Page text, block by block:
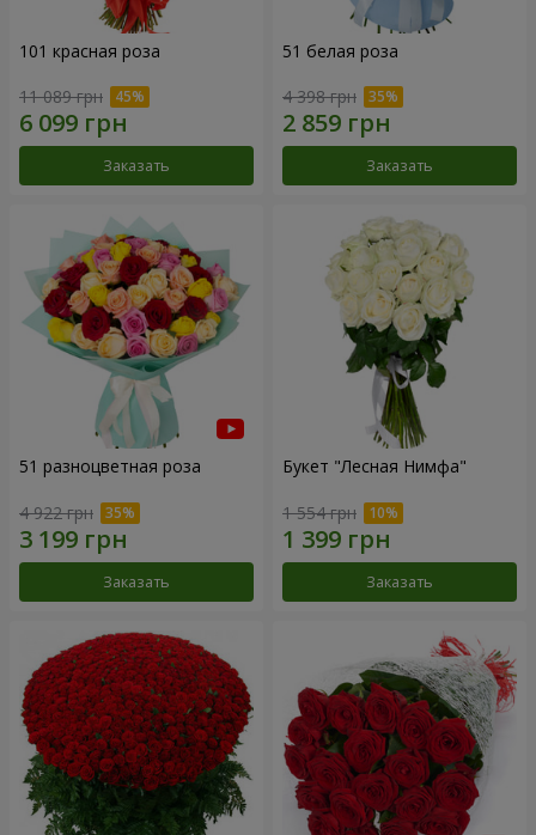
101 красная роза
11 089 грн
Заказать
51 белая роза
4 398 грн
Заказать
51 разноцветная роза
4 922 грн
Заказать
Букет "Лесная Нимфа"
1 554 грн
Заказать